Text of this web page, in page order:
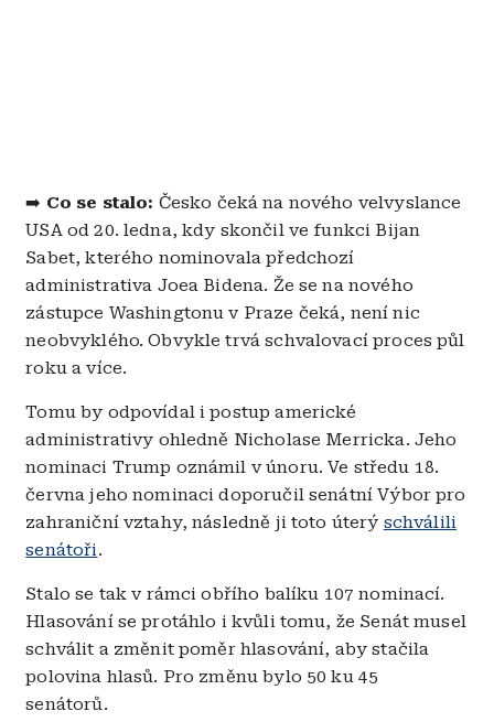
➡️ Co se stalo: Česko čeká na nového velvyslance
USA od 20. ledna, kdy skončil ve funkci Bijan
Sabet, kterého nominovala předchozí
administrativa Joea Bidena. Že se na nového
zástupce Washingtonu v Praze čeká, není nic
neobvyklého. Obvykle trvá schvalovací proces půl
roku a více.
Tomu by odpovídal i postup americké
administrativy ohledně Nicholase Merricka. Jeho
nominaci Trump oznámil v únoru. Ve středu 18.
června jeho nominaci doporučil senátní Výbor pro
zahraniční vztahy, následně ji toto úterý schválili
senátoři.
Stalo se tak v rámci obřího balíku 107 nominací.
Hlasování se protáhlo i kvůli tomu, že Senát musel
schválit a změnit poměr hlasování, aby stačila
polovina hlasů. Pro změnu bylo 50 ku 45
senátorů.